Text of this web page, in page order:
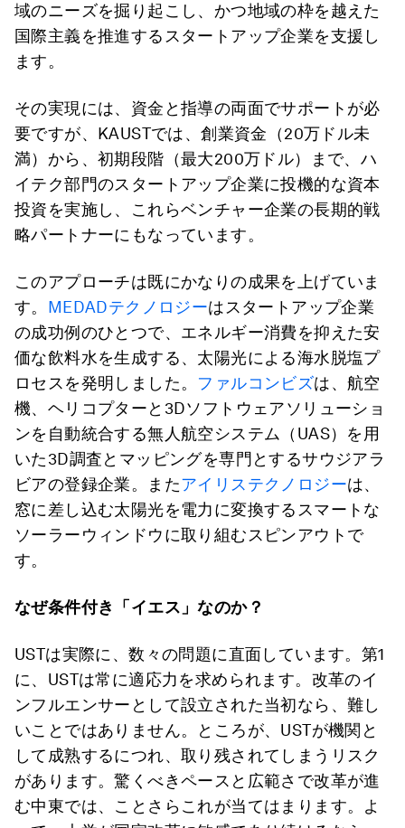
域のニーズを掘り起こし、かつ地域の枠を越えた
国際主義を推進するスタートアップ企業を支援し
ます。
その実現には、資金と指導の両面でサポートが必
要ですが、KAUSTでは、創業資金（20万ドル未
満）から、初期段階（最大200万ドル）まで、ハ
イテク部門のスタートアップ企業に投機的な資本
投資を実施し、これらベンチャー企業の長期的戦
略パートナーにもなっています。
このアプローチは既にかなりの成果を上げていま
す。 MEDADテクノロジーはスタートアップ企業
の成功例のひとつで、エネルギー消費を抑えた安
価な飲料水を生成する、太陽光による海水脱塩プ
ロセスを発明しました。 ファルコンビズは、航空
機、ヘリコプターと3Dソフトウェアソリューショ
ンを自動統合する無人航空システム（UAS）を用
いた3D調査とマッピングを専門とするサウジアラ
ビアの登録企業。またアイリステクノロジーは、
窓に差し込む太陽光を電力に変換するスマートな
ソーラーウィンドウに取り組むスピンアウトで
す。
なぜ条件付き「イエス」なのか？
USTは実際に、数々の問題に直面しています。第1
に、USTは常に適応力を求められます。改革のイ
ンフルエンサーとして設立された当初なら、難し
いことではありません。ところが、USTが機関と
して成熟するにつれ、取り残されてしまうリスク
があります。驚くべきペースと広範さで改革が進
む中東では、ことさらこれが当てはまります。よ